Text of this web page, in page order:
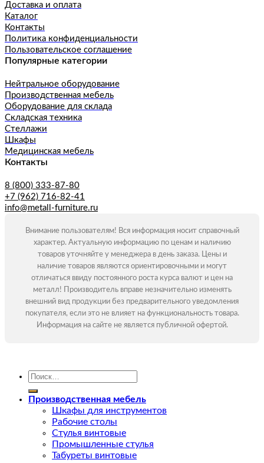
Доставка и оплата
Каталог
Контакты
Политика конфиденциальности
Пользовательское соглашение
Популярные категории
Нейтральное оборудование
Производственная мебель
Оборудование для склада
Складская техника
Стеллажи
Шкафы
Медицинская мебель
Контакты
8 (800) 333-87-80
+7 (962) 716-82-41
info@metall-furniture.ru
Внимание пользователям! Вся информация носит справочный
характер. Актуальную информацию по ценам и наличию
товаров уточняйте у менеджера в день заказа. Цены и
наличие товаров являются ориентировочными и могут
отличаться ввиду постоянного роста курса валют и цен на
металл! Производитель вправе незначительно изменять
внешний вид продукции без предварительного уведомления
покупателя, если это не влияет на функциональность товара.
Информация на сайте не является публичной офертой.
Искать:
Производственная мебель
Шкафы для инструментов
Рабочие столы
Стулья винтовые
Промышленные стулья
Табуреты винтовые